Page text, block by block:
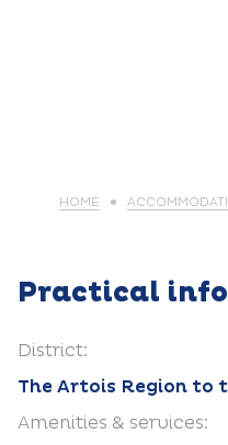
HOME
Practical
District:
The Artois Region to
Amenities & services: